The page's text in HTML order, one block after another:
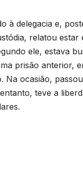
à delegacia e,
relatou
ele, estava
prisão anterior,
Na ocasião,
teve a